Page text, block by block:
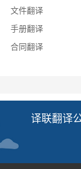
文件翻译
手册翻译
合同翻译
译联翻译